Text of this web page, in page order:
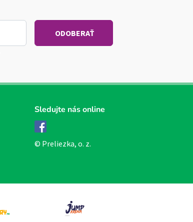
Sledujte nás online
© Preliezka, o. z.